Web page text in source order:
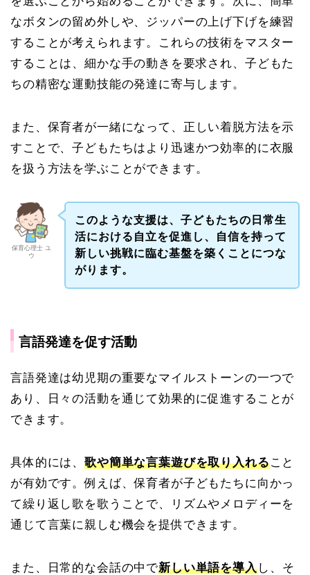
なボタンの留め外しや、ジッパーの上げ下げを練習
することが考えられます。これらの技術をマスター
することは、細かな手の動きを要求され、子どもた
ちの精密な運動技能の発達に寄与します。
また、保育者が一緒になって、正しい着脱方法を示
すことで、子どもたちはより迅速かつ効率的に衣服
を扱う方法を学ぶことができます。
保育心理士 ユ
ウ
このような支援は、子どもたちの日常生
活における自立を促進し、自信を持って
新しい挑戦に臨む基盤を築くことにつな
がります。
言語発達を促す活動
言語発達は幼児期の重要なマイルストーンの一つで
あり、日々の活動を通じて効果的に促進することが
できます。
具体的には、歌や簡単な言葉遊びを取り入れること
が有効です。例えば、保育者が子どもたちに向かっ
て繰り返し歌を歌うことで、リズムやメロディーを
通じて言葉に親しむ機会を提供できます。
また、日常的な会話の中で新しい単語を導入し、そ